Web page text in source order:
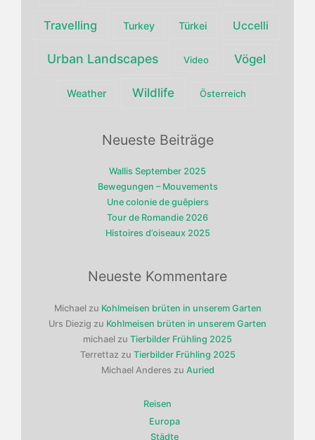
Travelling Turkey Türkei Uccelli
Urban Landscapes Video Vögel
Weather Wildlife Österreich
Neueste Beiträge
Wallis September 2025
Bewegungen – Mouvements
Une colonie de guêpiers
Tour de Romandie 2026
Histoires d’oiseaux 2025
Neueste Kommentare
Michael zu Kohlmeisen brüten in unserem Garten
Urs Diezig zu Kohlmeisen brüten in unserem Garten
michael zu Tierbilder Frühling 2025
Terrettaz zu Tierbilder Frühling 2025
Michael Anderes zu Auried
Reisen
Europa
Städte